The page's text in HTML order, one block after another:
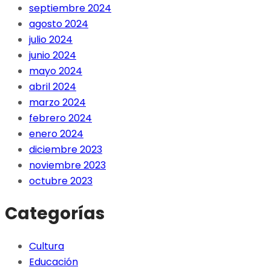
septiembre 2024
agosto 2024
julio 2024
junio 2024
mayo 2024
abril 2024
marzo 2024
febrero 2024
enero 2024
diciembre 2023
noviembre 2023
octubre 2023
Categorías
Cultura
Educación